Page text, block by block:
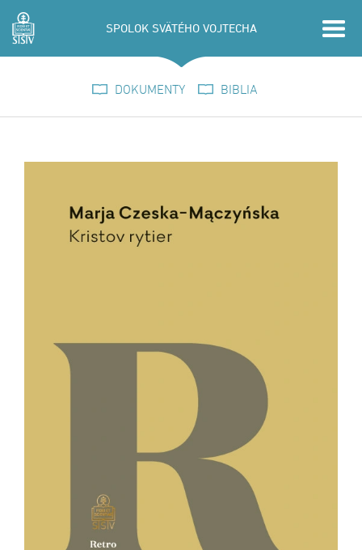
SPOLOK SVÄTÉHO VOJTECHA
DOKUMENTY BIBLIA